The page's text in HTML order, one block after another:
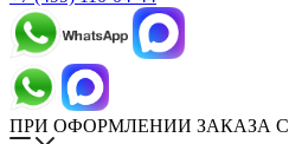
ПРИ ОФОРМЛЕНИИ ЗАКАЗА